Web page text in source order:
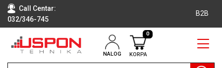
Call Centar:
032/346-745
B2B
NALOG KORPA
0
RAČUNARI